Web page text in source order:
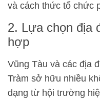
và cách thức tổ chức
2. Lựa chọn địa
hợp
Vũng Tàu và các địa
Tràm sở hữu nhiều
dạng từ hội trường